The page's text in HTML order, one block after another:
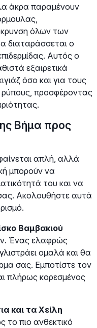
άκρα παραμένουν
όλων των
διαταράσσεται ο
Αυτός ο
εξαιρετικά
όσο και για τους
ρύπους, προσφέροντας
Βήμα προς
απλή, αλλά
μπορούν να
του και να
Ακολουθήστε αυτά
Βαμβακιού
Ένας ελαφρώς
ομαλά και θα
σας. Εμποτίστε τον
πλήρως κορεσμένος
και τα Χείλη
το πιο ανθεκτικό